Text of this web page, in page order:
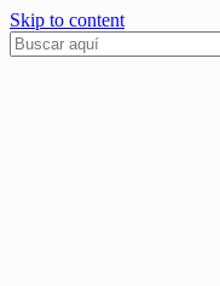
Skip to content